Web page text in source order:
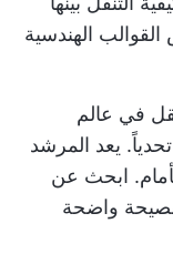
القوالب الهندسية
في عالم
يعد المرشد
ابحث عن
واضحة